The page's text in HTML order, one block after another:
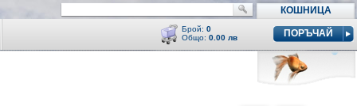
КОШНИЦА
Брой: 0
Общо: 0.00 лв ПОРЪЧАЙ
Кошницата е празна